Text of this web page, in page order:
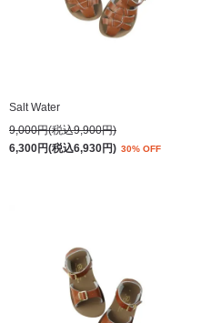
Salt Water
9,000円(税込9,900円)
6,300円(税込6,930円) 30% OFF